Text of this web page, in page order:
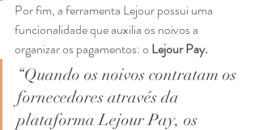
Por fim, a ferramenta Lejour possui uma
funcionalidade que auxilia os noivos a
organizar os pagamentos: o Lejour Pay.
“Quando os noivos contratam os
fornecedores através da
plataforma Lejour Pay, os